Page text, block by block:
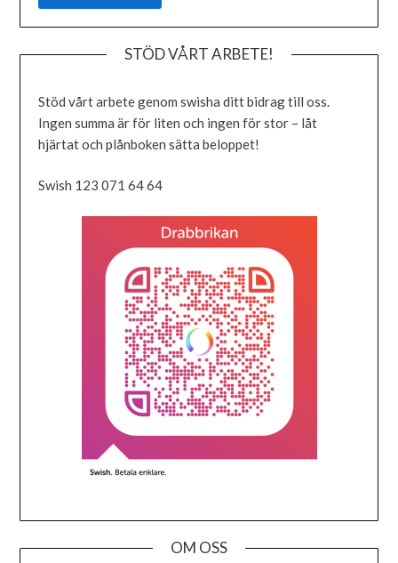
STÖD VÅRT ARBETE!
Stöd vårt arbete genom swisha ditt bidrag till oss.
Ingen summa är för liten och ingen för stor – låt
hjärtat och plånboken sätta beloppet!
Swish 123 071 64 64
OM OSS